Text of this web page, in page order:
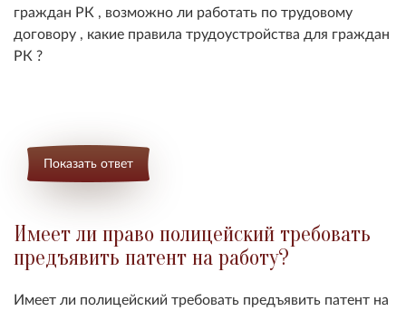
граждан РК , возможно ли работать по трудовому
договору , какие правила трудоустройства для граждан
РК ?
Показать ответ
Имеет ли право полицейский требовать
предъявить патент на работу?
Имеет ли полицейский требовать предъявить патент на